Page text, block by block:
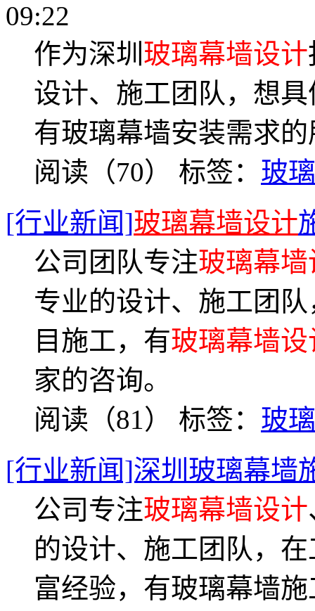
09:22
作为深圳 玻璃幕墙设计
设计、施工团队，想
有玻璃幕墙安装需求
阅读（70） 标签： 玻
[行业新闻]玻璃幕墙设计
公司团队专注玻璃幕墙
专业的设计、施工团
目施工，有玻璃幕墙设
家的咨询。
阅读（81） 标签： 玻
[行业新闻]深圳玻璃幕墙
公司专注玻璃幕墙设计
的设计、施工团队，
富经验，有玻璃幕墙